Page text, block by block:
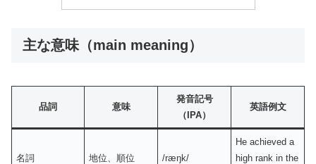
主な意味（main meaning）
品詞 意味
発音記号
（IPA）
英語例文
名詞 地位、順位 /ræŋk/
He achieved a
high rank in the